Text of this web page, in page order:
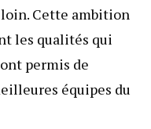
Cette ambition
les qualités qui
permis de
équipes du